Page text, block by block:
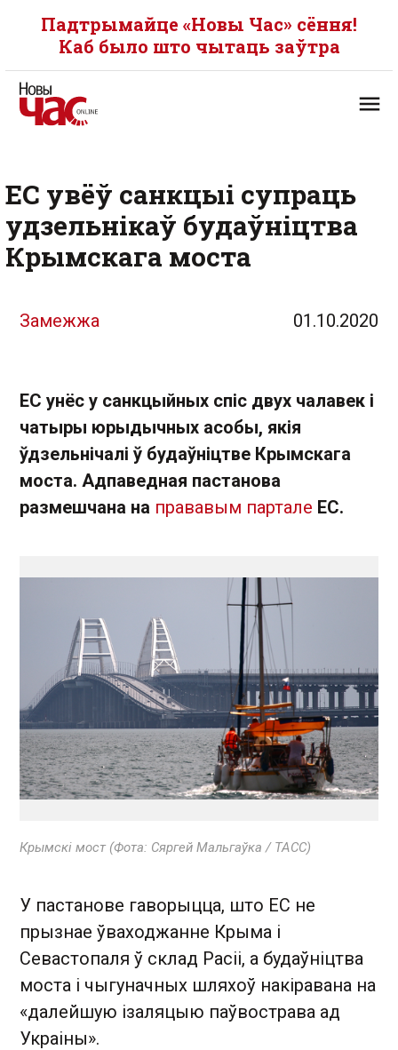
Падтрымайце «Новы Час» сёння!
Каб было што чытаць заўтра
ЕС увёў санкцыі супраць
удзельнікаў будаўніцтва
Крымскага моста
Замежжа 01.10.2020
ЕС унёс у санкцыйных спіс двух чалавек і
чатыры юрыдычных асобы, якія
ўдзельнічалі ў будаўніцтве Крымскага
моста. Адпаведная пастанова
размешчана на прававым партале ЕС.
Крымскі мост (Фота: Сяргей Мальгаўка / ТАСС)
У пастанове гаворыцца, што ЕС не
прызнае ўваходжанне Крыма і
Севастопаля ў склад Расіі, а будаўніцтва
моста і чыгуначных шляхоў накіравана на
«далейшую ізаляцыю паўвострава ад
Украіны».